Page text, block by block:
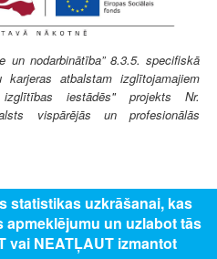
un nodarbinātība” 8.3.5. specifiskā
atbalstam izglītojamajiem
iestādēs" projekts Nr.
vispārējās un profesionālās
statistikas uzkrāšanai, kas
apmeklējumu un uzlabot tās
vai NEATĻAUT izmantot